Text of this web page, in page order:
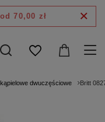
od 70,00 zł
dwuczęściowe Britt